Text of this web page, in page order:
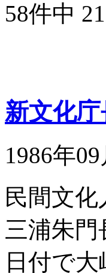
58件中
新文化
1986年09
民間文
三浦朱
日付で